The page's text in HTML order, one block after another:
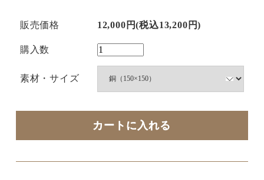
販売価格 12,000円(税込13,200円)
購入数
素材・サイズ